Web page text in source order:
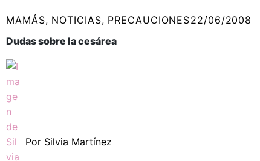
MAMÁS, NOTICIAS, PRECAUCIONES22/06/2008
Dudas sobre la cesárea
Por Silvia Martínez